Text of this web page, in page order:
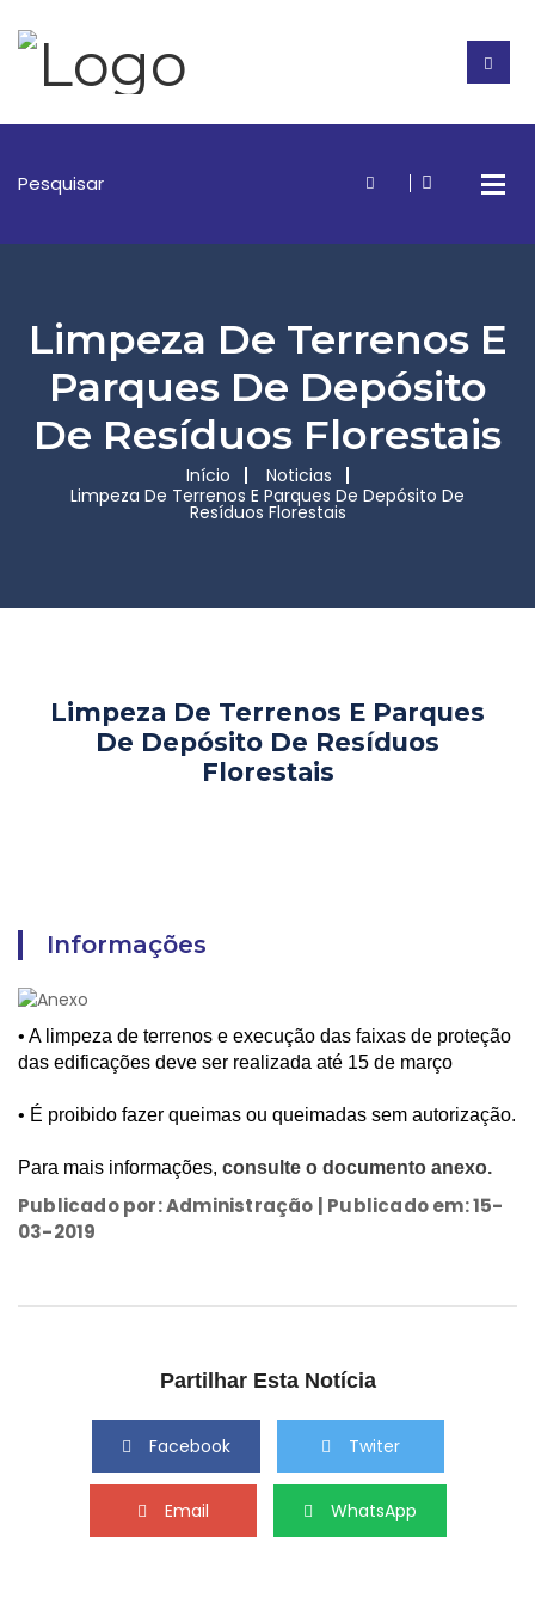
Limpeza De Terrenos E
Parques De Depósito
De Resíduos Florestais
Início
Noticias
Limpeza De Terrenos E Parques De Depósito De
Resíduos Florestais
Limpeza De Terrenos E Parques
De Depósito De Resíduos
Florestais
Informações
• A limpeza de terrenos e execução das faixas de proteção
das edificações deve ser realizada até 15 de março
• É proibido fazer queimas ou queimadas sem autorização.
Para mais informações, consulte o documento anexo.
Publicado por: Administração | Publicado em: 15-
03-2019
Partilhar Esta Notícia
Facebook Twiter
Email WhatsApp